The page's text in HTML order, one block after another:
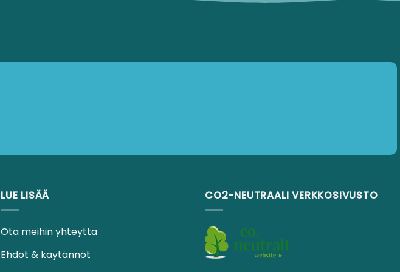
LUE LISÄÄ
Ota meihin yhteyttä
Ehdot & käytännöt
CO2-NEUTRAALI VERKKOSIVUSTO